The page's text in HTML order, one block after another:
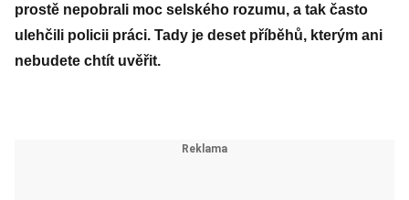
prostě nepobrali moc selského rozumu, a tak často
ulehčili policii práci. Tady je deset příběhů, kterým ani
nebudete chtít uvěřit.